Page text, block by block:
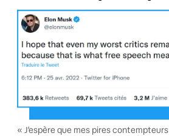
« J’espère que mes pires